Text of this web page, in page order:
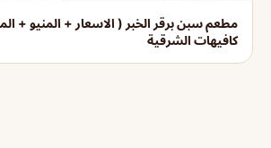
مطعم سبن برقر الخبر ( الاسعار + المنيو +
كافيهات الشرقية